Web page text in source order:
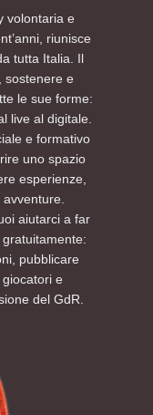
volontaria e
riunisce
tutta Italia. Il
sostenere e
le sue forme:
live al digitale.
e formativo
uno spazio
esperienze,
aiutarci a far
pubblicare
e
del GdR.